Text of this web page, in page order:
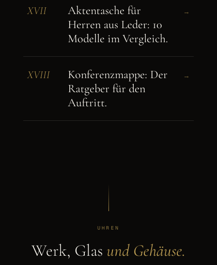
XVII
Aktentasche für
Herren aus Leder: 10
Modelle im Vergleich.
→
XVIII
Konferenzmappe: Der
Ratgeber für den
Auftritt.
→
UHREN
Werk, Glas und Gehäuse.